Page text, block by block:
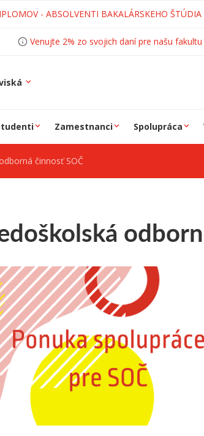
- ABSOLVENTI BAKALÁRSKEHO
Venujte 2% zo svojich daní pre našu fakultu
Zamestnanci Spolupráca
činnosť SOČ